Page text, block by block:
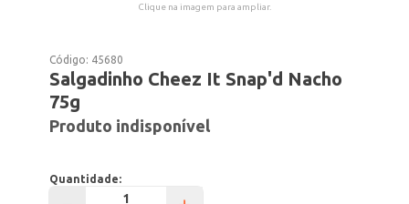
Clique na imagem para ampliar.
Código: 45680
Salgadinho Cheez It Snap'd Nacho
75g
Produto indisponível
Quantidade: